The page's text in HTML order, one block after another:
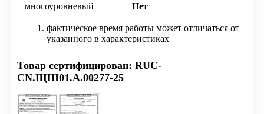
многоуровневый
Нет
фактическое время работы может отличаться от
указанного в характеристиках
Товар сертифицирован: RUC-
CN.ЩШ01.А.00277-25